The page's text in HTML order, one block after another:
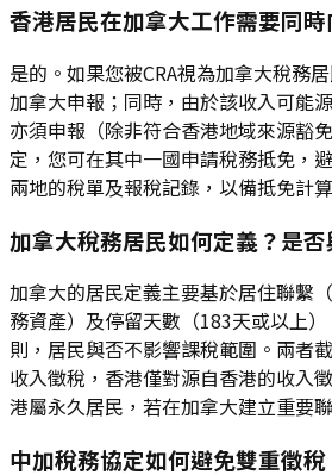
香港居民在加拿大工作需要同
是的。如果您被CRA視為加拿大稅務
加拿大申報；同時，由於該收入可能
亦須申報（除非符合香港地域來源豁
定，您可在其中一國申請稅務抵免，
兩地的稅單及報稅記錄，以備抵免計
加拿大稅務居民如何定義？是否
加拿大的居民定義主要基於居住聯繫
務資產）及停留天數（183天或以上
則，居民與否不影響課稅範圍。兩者
收入徵稅，香港僅對源自香港的收入
港屬永久居民，若在加拿大建立重要
中加稅務協定如何避免雙重徵稅